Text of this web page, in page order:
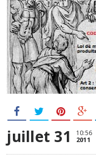
juillet 31 10:56
2011